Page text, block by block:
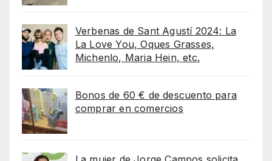
Verbenas de Sant Agustí 2024: La
La Love You, Oques Grasses,
Michenlo, Maria Hein, etc.
Bonos de 60 € de descuento para
comprar en comercios